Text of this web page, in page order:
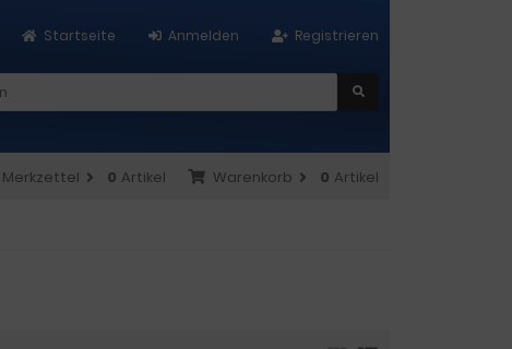
Registrieren
Anmelden
Startseite
Warenkorb 0 Artikel
Merkzettel 0 Artikel